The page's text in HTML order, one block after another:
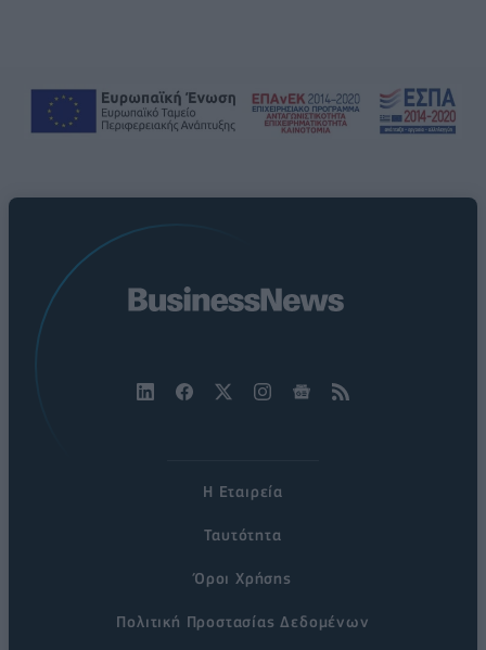
Η Εταιρεία
Ταυτότητα
Όροι Χρήσης
Πολιτική Προστασίας Δεδομένων